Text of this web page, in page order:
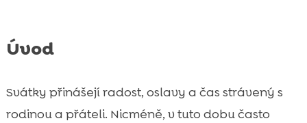
Úvod
Svátky přinášejí radost, oslavy a čas strávený s
rodinou a přáteli. Nicméně, v tuto dobu často